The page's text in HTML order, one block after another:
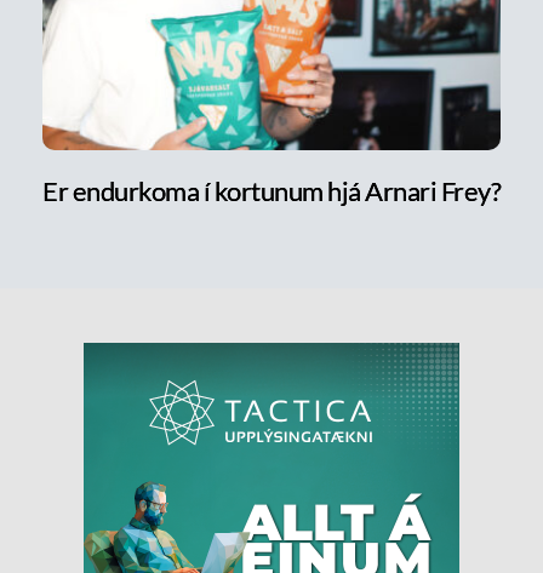
Er endurkoma í kortunum hjá Arnari Frey?